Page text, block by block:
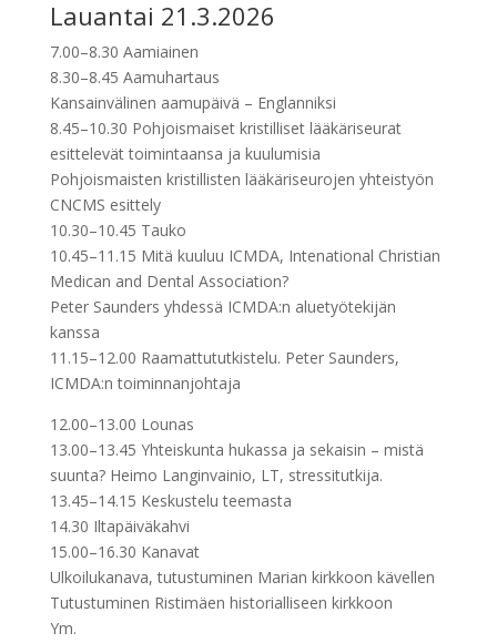
Lauantai 21.3.2026
7.00–8.30 Aamiainen
8.30–8.45 Aamuhartaus
Kansainvälinen aamupäivä – Englanniksi
8.45–10.30 Pohjoismaiset kristilliset lääkäriseurat
esittelevät toimintaansa ja kuulumisia
Pohjoismaisten kristillisten lääkäriseurojen yhteistyön
CNCMS esittely
10.30–10.45 Tauko
10.45–11.15 Mitä kuuluu ICMDA, Intenational Christian
Medican and Dental Association?
Peter Saunders yhdessä ICMDA:n aluetyötekijän
kanssa
11.15–12.00 Raamattututkistelu. Peter Saunders,
ICMDA:n toiminnanjohtaja
12.00–13.00 Lounas
13.00–13.45 Yhteiskunta hukassa ja sekaisin – mistä
suunta? Heimo Langinvainio, LT, stressitutkija.
13.45–14.15 Keskustelu teemasta
14.30 Iltapäiväkahvi
15.00–16.30 Kanavat
Ulkoilukanava, tutustuminen Marian kirkkoon kävellen
Tutustuminen Ristimäen historialliseen kirkkoon
Ym.